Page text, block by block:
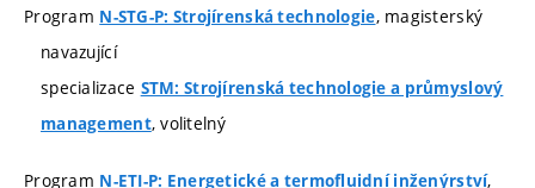
Program N-STG-P: Strojírenská technologie, magisterský
navazující
specializace STM: Strojírenská technologie a průmyslový
management, volitelný
Program N-ETI-P: Energetické a termofluidní inženýrství,